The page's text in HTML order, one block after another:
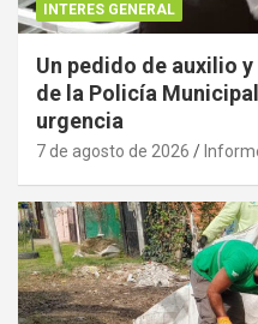
INTERES GENERAL
Un pedido de auxilio
de la Policía
urgencia
7 de agosto de 2026